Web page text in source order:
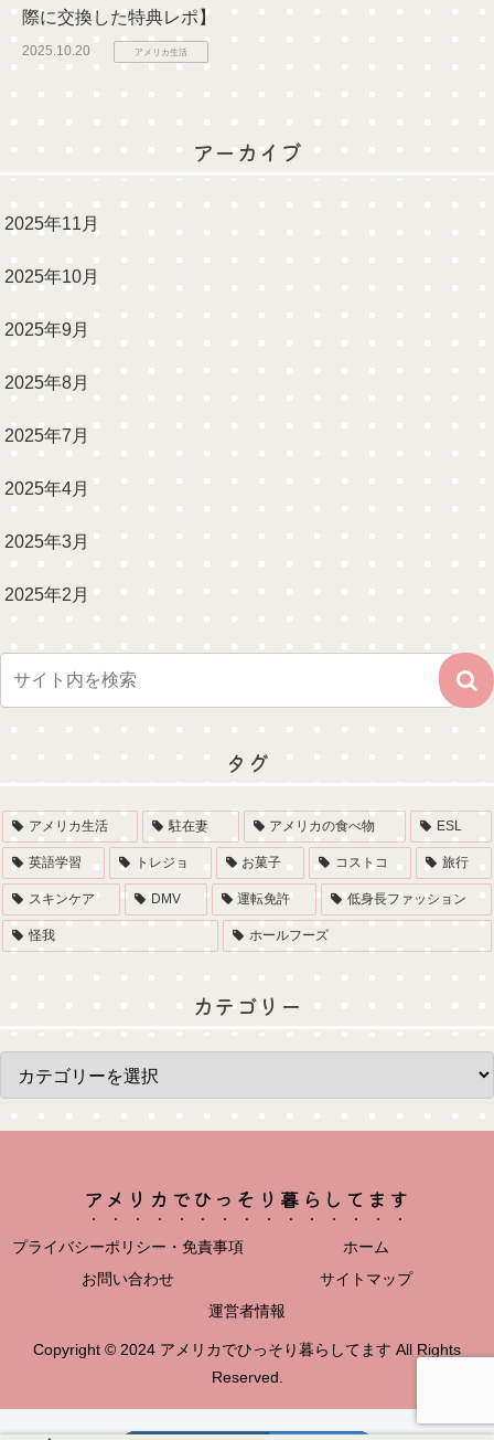
際に交換した特典レポ】
2025.10.20 アメリカ生活
アーカイブ
2025年11月
2025年10月
2025年9月
2025年8月
2025年7月
2025年4月
2025年3月
2025年2月
タグ
アメリカ生活 駐在妻 アメリカの食べ物 ESL
英語学習 トレジョ お菓子 コストコ 旅行
スキンケア DMV 運転免許 低身長ファッション
怪我 ホールフーズ
カテゴリー
アメリカでひっそり暮らしてます
プライバシーポリシー・免責事項
ホーム
お問い合わせ
サイトマップ
運営者情報
Copyright © 2024 アメリカでひっそり暮らしてます All Rights
Reserved.